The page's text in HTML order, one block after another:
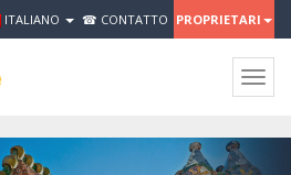
ITALIANO ☎ CONTATTO PROPRIETARI